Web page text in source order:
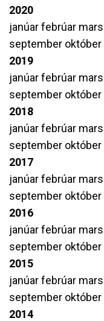
2020
janúarfebrúar mars
september október
2019
janúarfebrúar mars
september október
2018
janúarfebrúar mars
september október
2017
janúarfebrúar mars
september október
2016
janúarfebrúar mars
september október
2015
janúarfebrúar mars
september október
2014